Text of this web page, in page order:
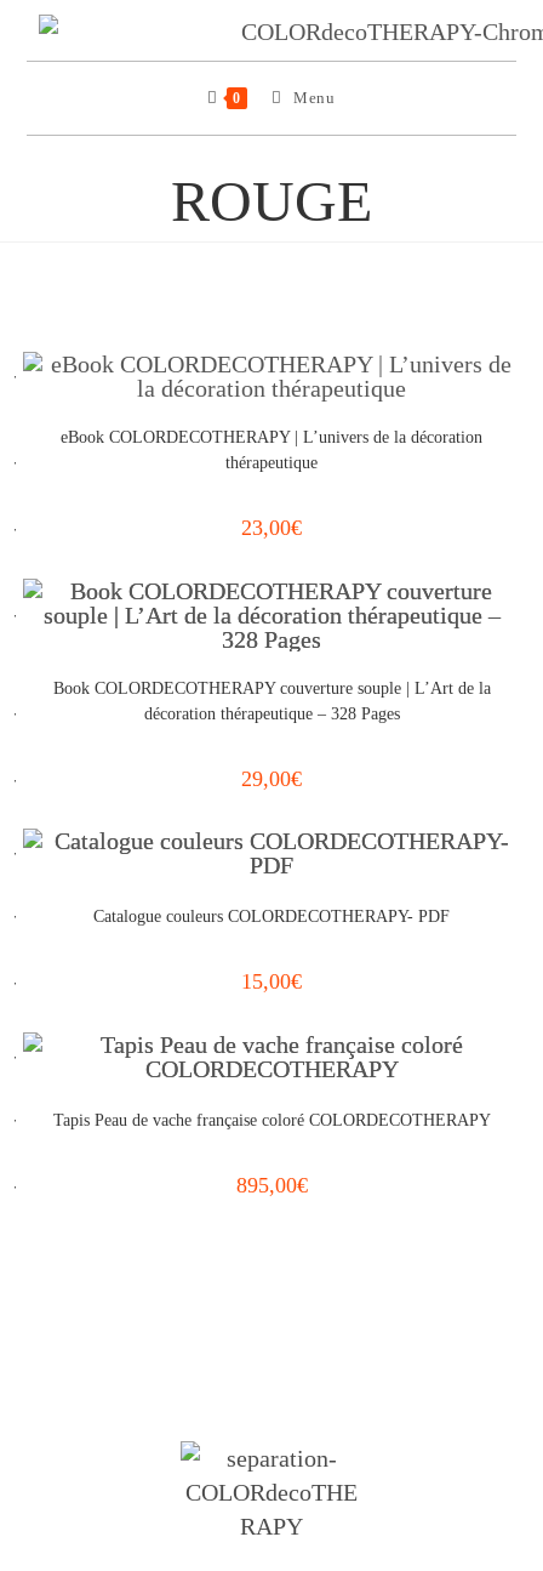
0 Menu
ROUGE
eBook COLORDECOTHERAPY | L’univers de la décoration
thérapeutique
23,00€
Book COLORDECOTHERAPY couverture souple | L’Art de la
décoration thérapeutique – 328 Pages
29,00€
Catalogue couleurs COLORDECOTHERAPY- PDF
15,00€
Tapis Peau de vache française coloré COLORDECOTHERAPY
895,00€